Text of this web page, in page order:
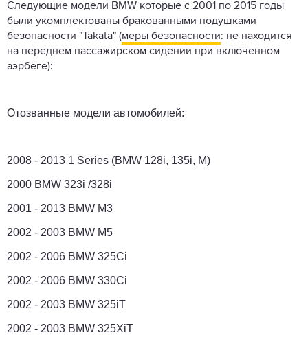
Следующие модели BMW которые с 2001 по 2015 годы
были укомплектованы бракованными подушками
безопасности "Takata" (меры безопасности: не находится
на переднем пассажирском сидении при включенном
аэрбеге):
Отозванные модели автомобилей:
2008 - 2013 1 Series (BMW 128i, 135i, M)
2000 BMW 323i /328i
2001 - 2013 BMW M3
2002 - 2003 BMW M5
2002 - 2006 BMW 325Ci
2002 - 2006 BMW 330Ci
2002 - 2003 BMW 325iT
2002 - 2003 BMW 325XiT